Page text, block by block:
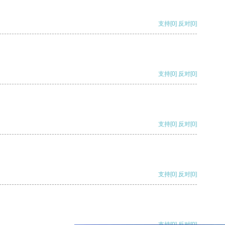
支持[0] 反对[0]
支持[0] 反对[0]
支持[0] 反对[0]
支持[0] 反对[0]